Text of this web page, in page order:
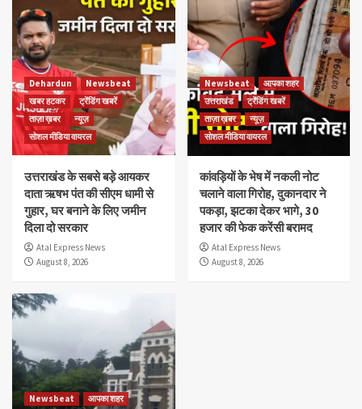
Dehardun
Newsbeat
खबर हटकर
ट्रेंडिंग खबरें
ताज़ा ख़बर
न्यूज़
सोशल मीडिया वायरल
उत्तराखंड के सबसे बड़े आयकर
दाता ऋषभ पंत की सीएम धामी से
गुहार, घर बनाने के लिए जमीन
दिला दो सरकार
Atal Express News
August 8, 2026
Newsbeat
आपका शहर
उत्तराखंड
ट्रेंडिंग खबरें
ताज़ा ख़बर
न्यूज़
सोशल मीडिया वायरल
कांवड़ियों के भेष में नकली नोट
चलाने वाला गिरोह, दुकानदार ने
पकड़ा, झटका देकर भागे, 30
हजार की फेक करेंसी बरामद
Atal Express News
August 8, 2026
Newsbeat
आपका शहर